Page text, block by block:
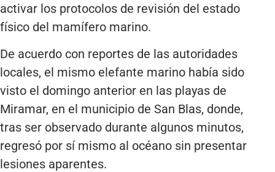
activar los protocolos de revisión del estado
físico del mamífero marino.
De acuerdo con reportes de las autoridades
locales, el mismo elefante marino había sido
visto el domingo anterior en las playas de
Miramar, en el municipio de San Blas, donde,
tras ser observado durante algunos minutos,
regresó por sí mismo al océano sin presentar
lesiones aparentes.